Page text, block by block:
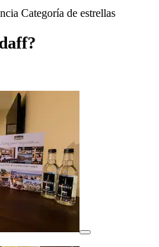
Categoría de estrellas